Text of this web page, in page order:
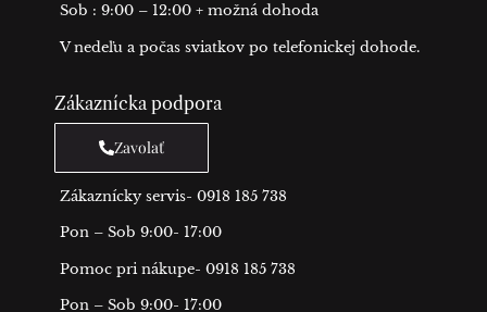
Sob : 9:00 – 12:00 + možná dohoda
V nedeľu a počas sviatkov po telefonickej dohode.
Zákaznícka podpora
Zavolať
Zákaznícky servis- 0918 185 738
Pon – Sob 9:00- 17:00
Pomoc pri nákupe- 0918 185 738
Pon – Sob 9:00- 17:00